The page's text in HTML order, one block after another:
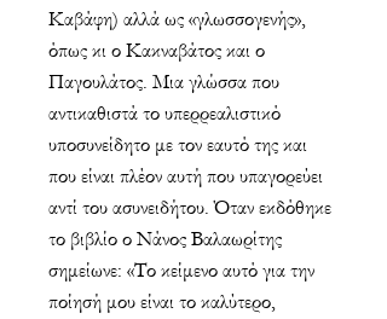
Καβάφη) αλλά ως «γλωσσογενής»,
όπως κι ο Κακναβάτος και ο
Παγουλάτος. Μια γλώσσα που
αντικαθιστά το υπερρεαλιστικό
υποσυνείδητο με τον εαυτό της και
που είναι πλέον αυτή που υπαγορεύει
αντί του ασυνειδήτου. Όταν εκδόθηκε
το βιβλίο ο Νάνος Βαλαωρίτης
σημείωνε: «Το κείμενο αυτό για την
ποίησή μου είναι το καλύτερο,